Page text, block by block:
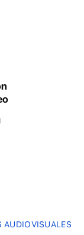
AUDIOVISUALES